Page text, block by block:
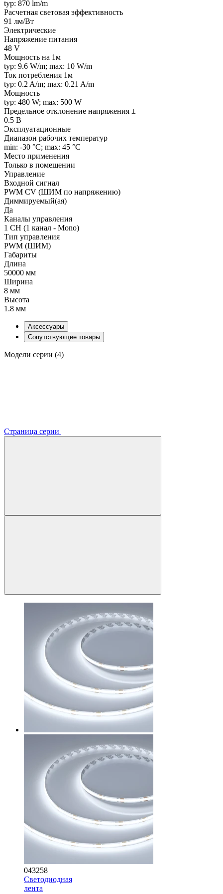
typ: 870 lm/m
Расчетная световая эффективность
91 лм/Вт
Электрические
Напряжение питания
48 V
Мощность на 1м
typ: 9.6 W/m; max: 10 W/m
Ток потребления 1м
typ: 0.2 A/m; max: 0.21 A/m
Мощность
typ: 480 W; max: 500 W
Предельное отклонение напряжения ±
0.5 В
Эксплуатационные
Диапазон рабочих температур
min: -30 °C; max: 45 °C
Место применения
Только в помещении
Управление
Входной сигнал
PWM СV (ШИМ по напряжению)
Диммируемый(ая)
Да
Каналы управления
1 CH (1 канал - Mono)
Тип управления
PWM (ШИМ)
Габариты
Длина
50000 мм
Ширина
8 мм
Высота
1.8 мм
Аксессуары
Сопутствующие товары
Модели серии (4)
Страница серии
043258
Светодиодная
лента